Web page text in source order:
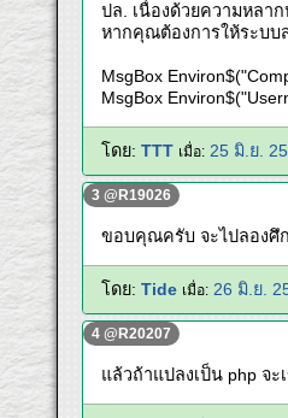
ปล. เนื่องด้วยความหลา
หากคุณต้องการให้ระบบ
MsgBox
MsgBox
โดย: TTT เมื่อ: 25 มิ.ย.
3 @R19026
ขอบคุณครับ จะไปลองศึก
โดย: Tide เมื่อ: 26 มิ.ย.
4 @R20207
แล้วถ้าแปลงเป็น php จ